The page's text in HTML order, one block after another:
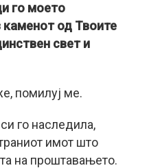
го моето
каменот од Твоите
свет и
помилуј ме.
го наследила,
имот што
на проштавањето.